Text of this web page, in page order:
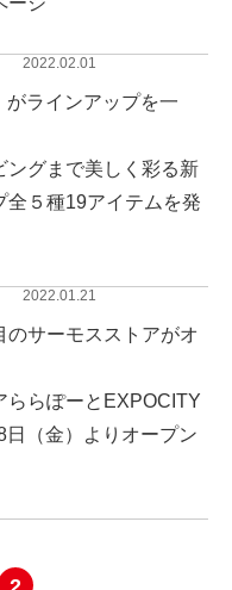
2022.02.01
がラインアップを一
ングまで美しく彩る新
全５種19アイテムを発
2022.01.21
のサーモスストアがオ
ららぽーとEXPOCITY
日（金）よりオープン